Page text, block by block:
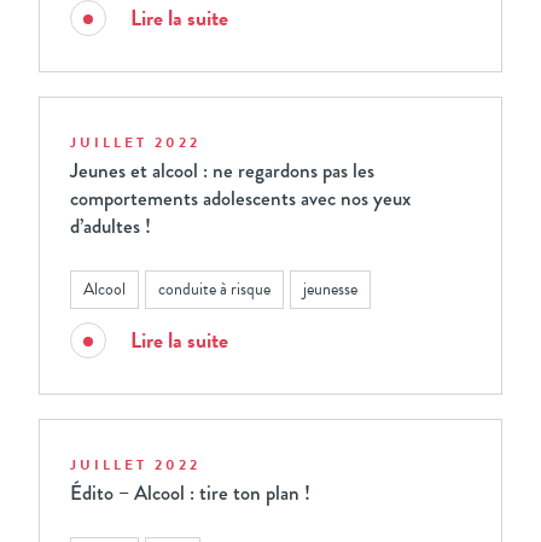
Lire la suite
JUILLET 2022
Jeunes et alcool : ne regardons pas les
comportements adolescents avec nos yeux
d’adultes !
Alcool conduite à risque jeunesse
Lire la suite
JUILLET 2022
Édito – Alcool : tire ton plan !